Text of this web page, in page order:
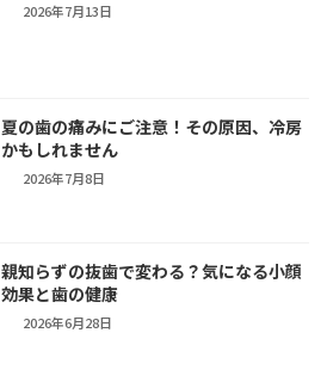
2026年7月13日
夏の歯の痛みにご注意！その原因、冷房
かもしれません
2026年7月8日
親知らずの抜歯で変わる？気になる小顔
効果と歯の健康
2026年6月28日